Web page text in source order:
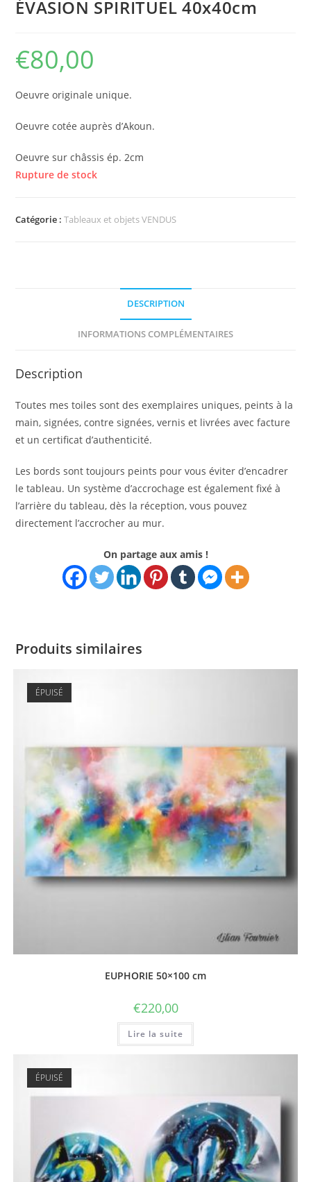
ÉVASION SPIRITUEL 40x40cm
€80,00
Oeuvre originale unique.
Oeuvre cotée auprès d’Akoun.
Oeuvre sur châssis ép. 2cm
Rupture de stock
Catégorie :Tableaux et objets VENDUS
DESCRIPTION
INFORMATIONS COMPLÉMENTAIRES
Description
Toutes mes toiles sont des exemplaires uniques, peints à la
main, signées, contre signées, vernis et livrées avec facture
et un certificat d’authenticité.
Les bords sont toujours peints pour vous éviter d’encadrer
le tableau. Un système d’accrochage est également fixé à
l’arrière du tableau, dès la réception, vous pouvez
directement l’accrocher au mur.
On partage aux amis !
Produits similaires
ÉPUISÉ
EUPHORIE 50×100 cm
€220,00
Lire la suite
ÉPUISÉ